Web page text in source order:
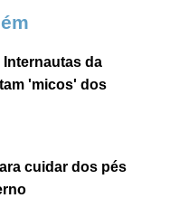
da
'micos' dos
cuidar dos pés